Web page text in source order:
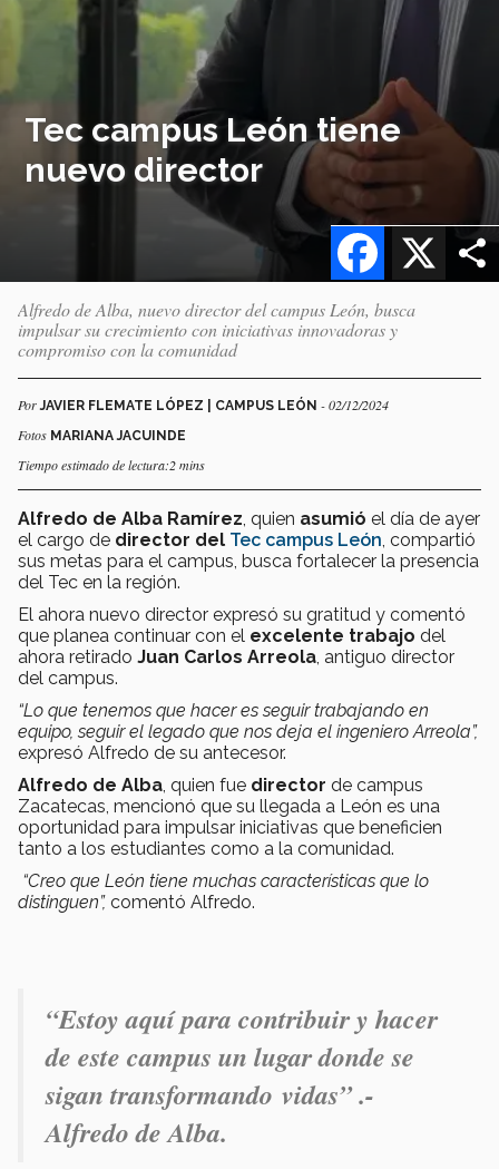
Tec campus León tiene
nuevo director
X
Facebook
Alfredo de Alba, nuevo director del campus León, busca
impulsar su crecimiento con iniciativas innovadoras y
compromiso con la comunidad
PorJAVIER FLEMATE LÓPEZ | CAMPUS LEÓN - 02/12/2024
Fotos MARIANA JACUINDE
Tiempo estimado de lectura:2 mins
Alfredo de Alba Ramírez , quien asumió el día de ayer
el cargo de director del Tec campus León , compartió
sus metas para el campus, busca fortalecer la presencia
del Tec en la región.
El ahora nuevo director expresó su gratitud y comentó
que planea continuar con el excelente trabajo del
ahora retirado Juan Carlos Arreola , antiguo director
del campus.
“Lo que tenemos que hacer es seguir trabajando en
equipo, seguir el legado que nos deja el ingeniero Arreola”,
expresó Alfredo de su antecesor.
Alfredo de Alba , quien fue director de campus
Zacatecas, mencionó que su llegada a León es una
oportunidad para impulsar iniciativas que beneficien
tanto a los estudiantes como a la comunidad.
“Creo que León tiene muchas características que lo
distinguen”, comentó Alfredo.
“Estoy aquí para contribuir y hacer
de este campus un lugar donde se
sigan transformando vidas” .-
Alfredo de Alba.